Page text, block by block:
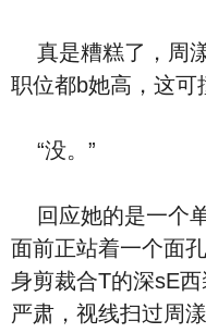
真是糟糕了，周
职位都b她高，这可
“没。”
回应她的是一个
面前正站着一个面
身剪裁合T的深sE
严肃，视线扫过周